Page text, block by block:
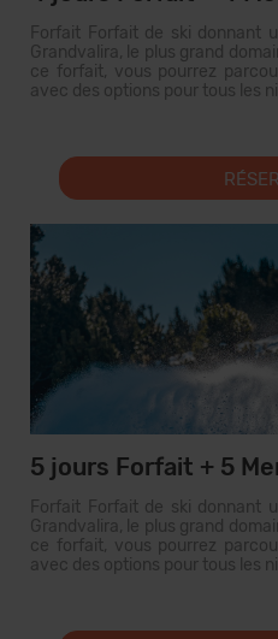
Forfait Forfait de ski donnant
Grandvalira, le plus grand
ce forfait, vous pourrez
avec des options pour tous les
5 jours Forfait + 5
Forfait Forfait de ski donnant
Grandvalira, le plus grand
ce forfait, vous pourrez
avec des options pour tous les